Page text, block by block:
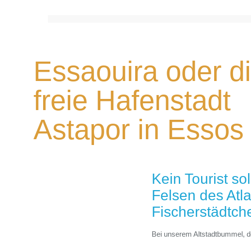
Essaouira oder
freie Hafenstadt
Astapor in Essos
Kein Tourist
Felsen des
Bei unserem Altstadtbummel,